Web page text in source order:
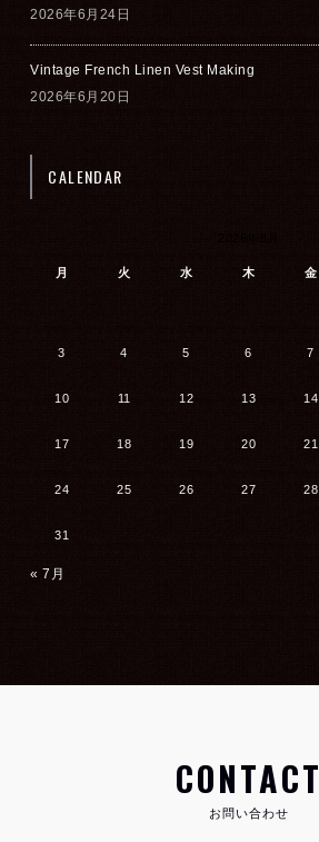
2026年6月24日
Vintage French Linen Vest Making
2026年6月20日
CALENDAR
月 火 水 木 金
3 4 5 6 7
10 11 12 13 14
17 18 19 20 21
24 25 26 27 28
31
« 7月
CONTACT
お問い合わせ